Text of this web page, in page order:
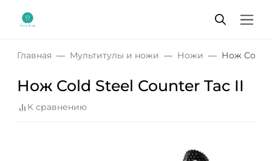
Главная Мультитулы и ножи Ножи Нож Cold
Нож Cold Steel Counter Tac II
К сравнению